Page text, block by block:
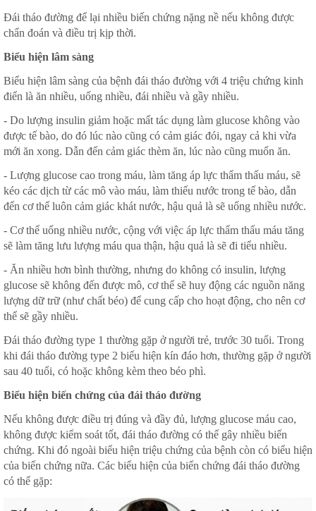
Đái tháo đường để lại nhiều biến chứng nặng nề nếu không được
chẩn đoán và điều trị kịp thời.
Biểu hiện lâm sàng
Biểu hiện lâm sàng của bệnh đái tháo đường với 4 triệu chứng kinh
điển là ăn nhiều, uống nhiều, đái nhiều và gầy nhiều.
- Do lượng insulin giảm hoặc mất tác dụng làm glucose không vào
được tế bào, do đó lúc nào cũng có cảm giác đói, ngay cả khi vừa
mới ăn xong. Dẫn đến cảm giác thèm ăn, lúc nào cũng muốn ăn.
- Lượng glucose cao trong máu, làm tăng áp lực thẩm thấu máu, sẽ
kéo các dịch từ các mô vào máu, làm thiếu nước trong tế bào, dẫn
đến cơ thể luôn cảm giác khát nước, hậu quả là sẽ uống nhiều nước.
- Cơ thể uống nhiều nước, cộng với việc áp lực thẩm thấu máu tăng
sẽ làm tăng lưu lượng máu qua thận, hậu quả là sẽ đi tiểu nhiều.
- Ăn nhiều hơn bình thường, nhưng do không có insulin, lượng
glucose sẽ không đến được mô, cơ thể sẽ huy động các nguồn năng
lượng dữ trữ (như chất béo) để cung cấp cho hoạt động, cho nên cơ
thể sẽ gầy nhiều.
Đái tháo đường type 1 thường gặp ở người trẻ, trước 30 tuổi. Trong
khi đái tháo đường type 2 biểu hiện kín đáo hơn, thường gặp ở người
sau 40 tuổi, có hoặc không kèm theo béo phì.
Biểu hiện biến chứng của đái tháo đường
Nếu không được điều trị đúng và đầy đủ, lượng glucose máu cao,
không được kiểm soát tốt, đái tháo đường có thể gây nhiều biến
chứng. Khi đó ngoài biểu hiện triệu chứng của bệnh còn có biểu hiện
của biến chứng nữa. Các biểu hiện của biến chứng đái tháo đường
có thể gặp: